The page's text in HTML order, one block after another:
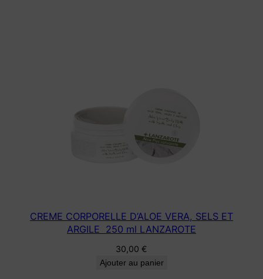
CREME CORPORELLE D’ALOE VERA, SELS ET
ARGILE 250 ml LANZAROTE
30,00 €
Ajouter au panier